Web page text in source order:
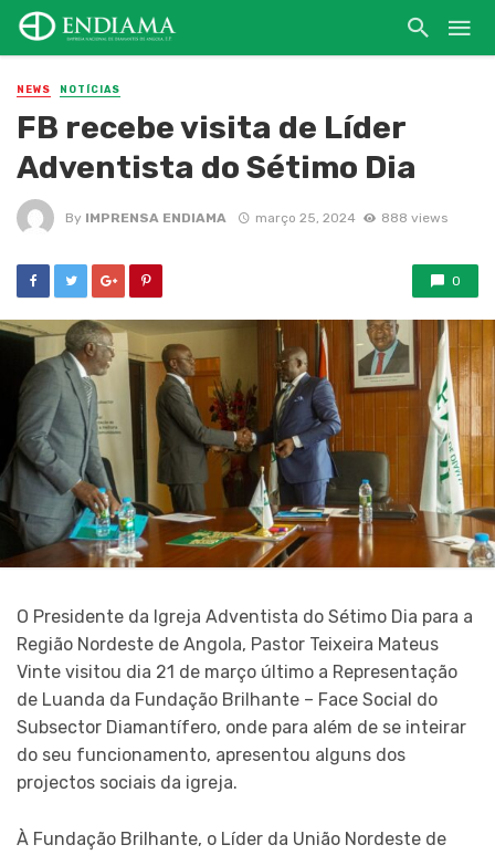
NEWS NOTÍCIAS
FB recebe visita de Líder
Adventista do Sétimo Dia
By IMPRENSA ENDIAMA março 25, 2024 888 views
0
O Presidente da Igreja Adventista do Sétimo Dia para a
Região Nordeste de Angola, Pastor Teixeira Mateus
Vinte visitou dia 21 de março último a Representação
de Luanda da Fundação Brilhante – Face Social do
Subsector Diamantífero, onde para além de se inteirar
do seu funcionamento, apresentou alguns dos
projectos sociais da igreja.
À Fundação Brilhante, o Líder da União Nordeste de